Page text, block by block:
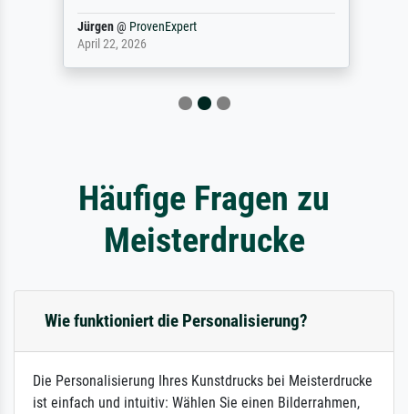
Jürgen@ ProvenExpert
April 22, 2026
Häufige Fragen zu
Meisterdrucke
Wie funktioniert die Personalisierung?
Die Personalisierung Ihres Kunstdrucks bei Meisterdrucke
ist einfach und intuitiv: Wählen Sie einen Bilderrahmen,